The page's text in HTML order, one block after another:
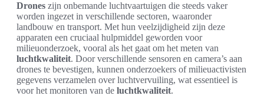
Drones zijn onbemande luchtvaartuigen die steeds vaker
worden ingezet in verschillende sectoren, waaronder
landbouw en transport. Met hun veelzijdigheid zijn deze
apparaten een cruciaal hulpmiddel geworden voor
milieuonderzoek, vooral als het gaat om het meten van
luchtkwaliteit. Door verschillende sensoren en camera’s aan
drones te bevestigen, kunnen onderzoekers of milieuactivisten
gegevens verzamelen over luchtvervuiling, wat essentieel is
voor het monitoren van de luchtkwaliteit.